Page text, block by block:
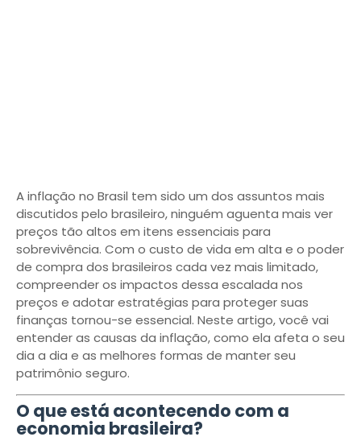
A inflação no Brasil tem sido um dos assuntos mais
discutidos pelo brasileiro, ninguém aguenta mais ver
preços tão altos em itens essenciais para
sobrevivência. Com o custo de vida em alta e o poder
de compra dos brasileiros cada vez mais limitado,
compreender os impactos dessa escalada nos
preços e adotar estratégias para proteger suas
finanças tornou-se essencial. Neste artigo, você vai
entender as causas da inflação, como ela afeta o seu
dia a dia e as melhores formas de manter seu
patrimônio seguro.
O que está acontecendo com a
economia brasileira?